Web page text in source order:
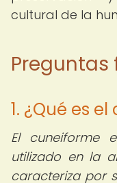
cultural de la
Preguntas
1. ¿Qué es
El cuneiforme
utilizado en la
caracteriza por